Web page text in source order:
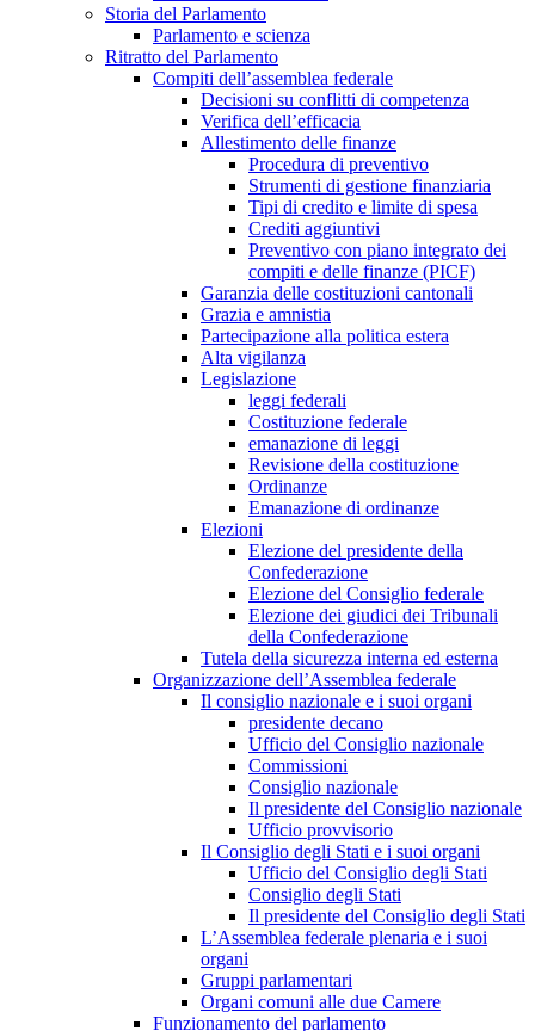
Storia del Parlamento
Parlamento e scienza
Ritratto del Parlamento
Compiti dell’assemblea federale
Decisioni su conflitti di competenza
Verifica dell’efficacia
Allestimento delle finanze
Procedura di preventivo
Strumenti di gestione finanziaria
Tipi di credito e limite di spesa
Crediti aggiuntivi
Preventivo con piano integrato dei
compiti e delle finanze (PICF)
Garanzia delle costituzioni cantonali
Grazia e amnistia
Partecipazione alla politica estera
Alta vigilanza
Legislazione
leggi federali
Costituzione federale
emanazione di leggi
Revisione della costituzione
Ordinanze
Emanazione di ordinanze
Elezioni
Elezione del presidente della
Confederazione
Elezione del Consiglio federale
Elezione dei giudici dei Tribunali
della Confederazione
Tutela della sicurezza interna ed esterna
Organizzazione dell’Assemblea federale
Il consiglio nazionale e i suoi organi
presidente decano
Ufficio del Consiglio nazionale
Commissioni
Consiglio nazionale
Il presidente del Consiglio nazionale
Ufficio provvisorio
Il Consiglio degli Stati e i suoi organi
Ufficio del Consiglio degli Stati
Consiglio degli Stati
Il presidente del Consiglio degli Stati
L’Assemblea federale plenaria e i suoi
organi
Gruppi parlamentari
Organi comuni alle due Camere
Funzionamento del parlamento